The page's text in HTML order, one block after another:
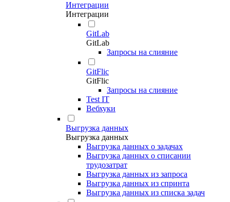
Интеграции
Интеграции
GitLab
GitLab
Запросы на слияние
GitFlic
GitFlic
Запросы на слияние
Test IT
Вебхуки
Выгрузка данных
Выгрузка данных
Выгрузка данных о задачах
Выгрузка данных о списании
трудозатрат
Выгрузка данных из запроса
Выгрузка данных из спринта
Выгрузка данных из списка задач